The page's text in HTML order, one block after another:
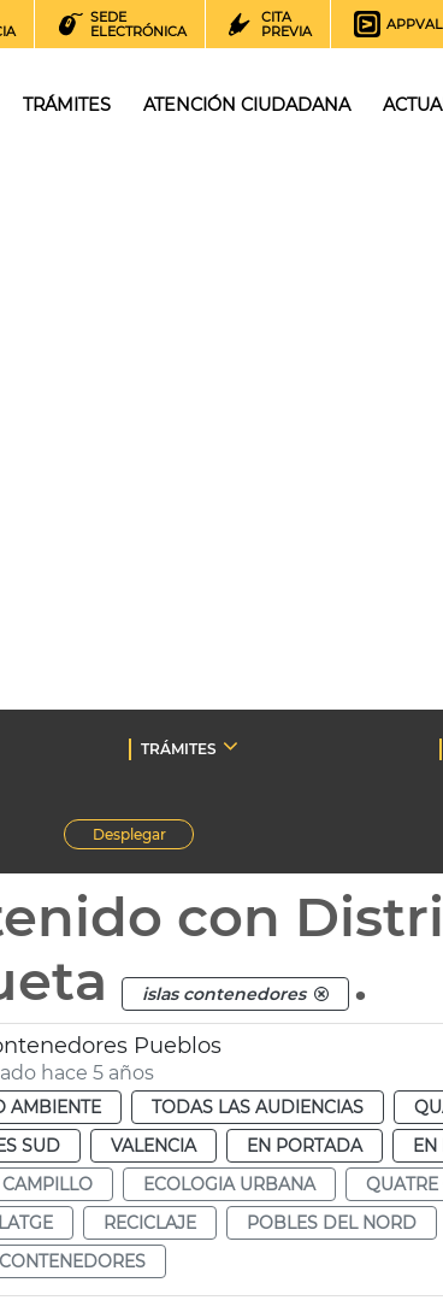
SEDE
ELECTRÓNICA
CITA
PREVIA
TRÁMITES ATENCIÓN CIUDADANA
TRÁMITES
Desplegar
con
islas contenedores .
Pueblos
hace 5 años
AMBIENTE TODAS LAS AUDIENCIAS
SUD
VALENCIA EN PORTADA EN
CAMPILLO
ECOLOGIA URBANA QUATRE
RECICLAJE POBLES DEL NORD